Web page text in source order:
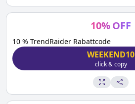
10%OFF
10 % TrendRaider Rabattcode
WEEKEND10
click & copy